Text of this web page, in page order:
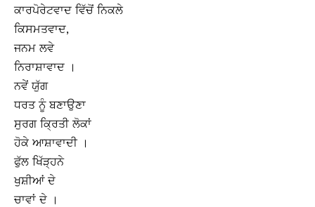
ਕਾਰਪੋਰੇਟਵਾਦ ਵਿੱਚੋਂ ਨਿਕਲੇ
ਕਿਸਮਤਵਾਦ,
ਜਨਮ ਲਵੇ
ਨਿਰਾਸ਼ਾਵਾਦ ।
ਨਵੇਂ ਯੁੱਗ
ਧਰਤ ਨੂੰ ਬਣਾਉਣਾ
ਸੁਰਗ ਕ੍ਰਿਤੀ ਲੋਕਾਂ
ਹੋਕੇ ਆਸ਼ਾਵਾਦੀ ।
ਫੁੱਲ ਖਿੱੜ੍ਹਨੇ
ਖੁਸ਼ੀਆਂ ਦੇ
ਚਾਵਾਂ ਦੇ ।